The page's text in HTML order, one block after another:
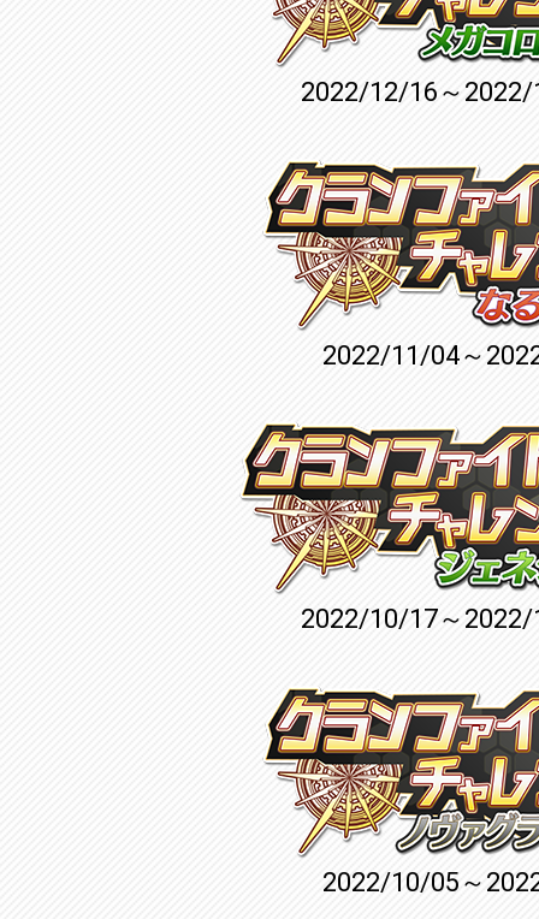
2022/12/16～
2022/11/04～
2022/10/17～
2022/10/05～